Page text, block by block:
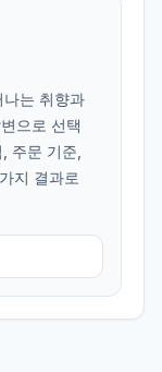
나는 취향과
으로 선택
주문 기준,
지 결과로